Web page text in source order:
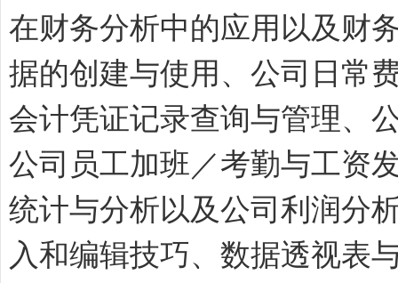
在财务分析中的应用以及财
据的创建与使用、公司日常
会计凭证记录查询与管理、
公司员工加班／考勤与工资
统计与分析以及公司利润分
入和编辑技巧、数据透视表